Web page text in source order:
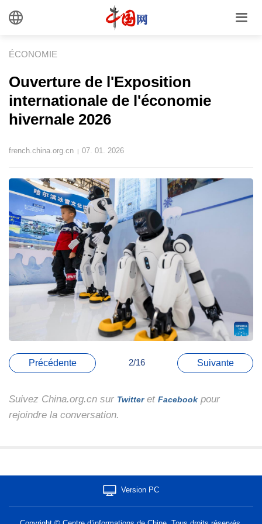
ÉCONOMIE
Ouverture de l'Exposition
internationale de l'économie
hivernale 2026
french.china.org.cn | 07. 01. 2026
Précédente 2/16 Suivante
Suivez China.org.cn sur Twitteret Facebook pour
rejoindre la conversation.
Version PC